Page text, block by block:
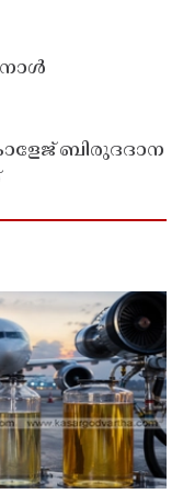
ബിരുദദാന